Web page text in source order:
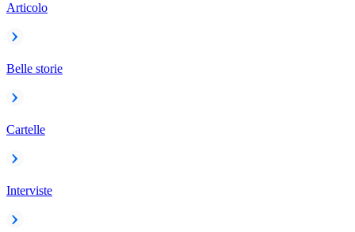
Articolo
Belle storie
Cartelle
Interviste